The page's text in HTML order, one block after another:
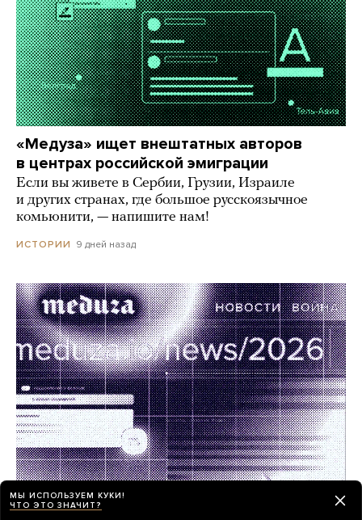
«Медуза» ищет внештатных авторов
в центрах российской эмиграции
Если вы живете в Сербии, Грузии, Израиле
и других странах, где большое русскоязычное
комьюнити, — напишите нам!
ИСТОРИИ 9 дней назад
МЫ ИСПОЛЬЗУЕМ КУКИ!
ЧТО ЭТО ЗНАЧИТ?